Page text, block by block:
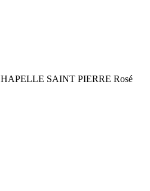
SAINT PIERRE Rosé